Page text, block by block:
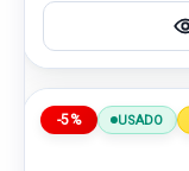
-5% USADO